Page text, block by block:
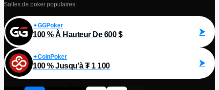
Salles de poker populaires:
GGPoker
100 % À Hauteur De 600 $
CoinPoker
100 % Jusqu'à ₮ 1 100